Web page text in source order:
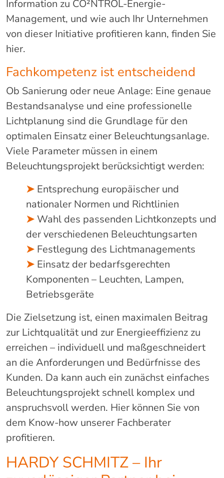
Information zu CO²NTROL-Energie-
Management, und wie auch Ihr Unternehmen
von dieser Initiative profitieren kann, finden Sie
hier.
Fachkompetenz ist entscheidend
Ob Sanierung oder neue Anlage: Eine genaue
Bestandsanalyse und eine professionelle
Lichtplanung sind die Grundlage für den
optimalen Einsatz einer Beleuchtungsanlage.
Viele Parameter müssen in einem
Beleuchtungsprojekt berücksichtigt werden:
➤ Entsprechung europäischer und
nationaler Normen und Richtlinien
➤Wahl des passenden Lichtkonzepts und
der verschiedenen Beleuchtungsarten
➤ Festlegung des Lichtmanagements
➤ Einsatz der bedarfsgerechten
Komponenten – Leuchten, Lampen,
Betriebsgeräte
Die Zielsetzung ist, einen maximalen Beitrag
zur Lichtqualität und zur Energieeffizienz zu
erreichen – individuell und maßgeschneidert
an die Anforderungen und Bedürfnisse des
Kunden. Da kann auch ein zunächst einfaches
Beleuchtungsprojekt schnell komplex und
anspruchsvoll werden. Hier können Sie von
dem Know-how unserer Fachberater
profitieren.
HARDY SCHMITZ – Ihr